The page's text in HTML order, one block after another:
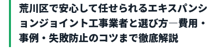
荒川区で安心して任せられるエキスパンシ
ョンジョイント工事業者と選び方―費用・
事例・失敗防止のコツまで徹底解説